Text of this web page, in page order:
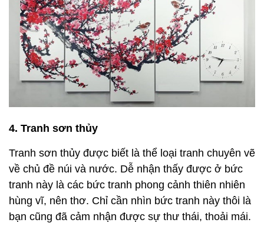
4. Tranh sơn thủy
Tranh sơn thủy được biết là thể loại tranh chuyên vẽ
về chủ đề núi và nước. Dễ nhận thấy được ở bức
tranh này là các bức tranh phong cảnh thiên nhiên
hùng vĩ, nên thơ. Chỉ cần nhìn bức tranh này thôi là
bạn cũng đã cảm nhận được sự thư thái, thoải mái.